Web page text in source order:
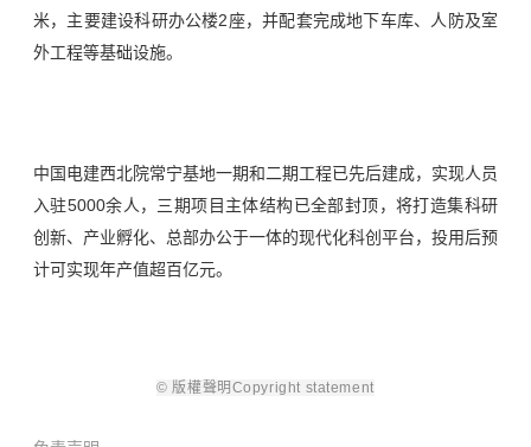
米，主要建设科研办公楼2座，并配套完成地下车库、人防及室
外工程等基础设施。
中国电建西北院常宁基地一期和二期工程已先后建成，实现人员
入驻5000余人， 三期项目主体结构已全部封顶，将打造集科研
创新、产业孵化、总部办公于一体的现代化科创平台，投用后预
计可实现年产值超百亿元。
©版權聲明Copyright statement